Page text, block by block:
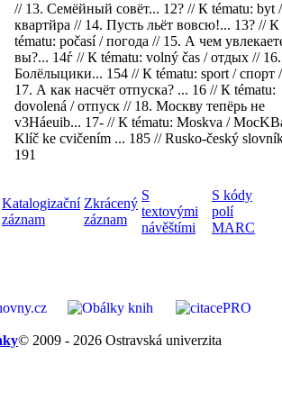
// 13. Семёйный совёт... 12? // К tématu: byt /
квартйра // 14. Пусть льёт вовсю!... 13? // К
tématu: počasí / погода // 15. А чем
вы?... 14ѓ // К tématu: volný čas / отдых // 16.
Болёлыцики... 154 // К tématu: sport / спорт
17. А как насчёт отпуска? ... 16 // К tématu:
dovolená / отпуск // 18. Москву тепёрь не
v3Háeuib... 17- // К tématu: Moskva /
Klíč ke cvičením ... 185 // Rusko-český
191
Katalogizační
záznam
Zkrácený
záznam
S
textovými
návěštími
S kódy
polí
MARC
© 2009 - 2026 Ostravská univerzita